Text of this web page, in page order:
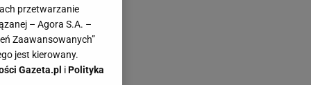
przetwarzanie
– Agora S.A. –
Zaawansowanych”
jest kierowany.
Gazeta.pl iPolityka